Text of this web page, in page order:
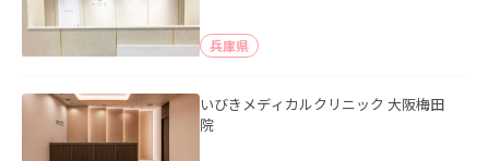
兵庫県
いびきメディカルクリニック 大阪梅田
院